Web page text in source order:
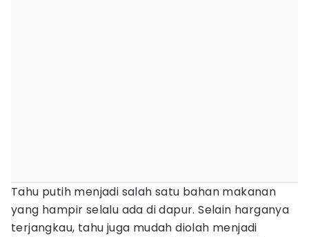
Tahu putih menjadi salah satu bahan makanan
yang hampir selalu ada di dapur. Selain harganya
terjangkau, tahu juga mudah diolah menjadi